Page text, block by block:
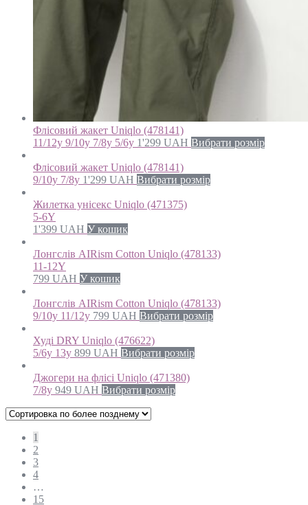
Флісовий жакет Uniqlo (478141)
11/12y 9/10y 7/8y 5/6y 1'299 UAH Вибрати розмір
Флісовий жакет Uniqlo (478141)
9/10y 7/8y 1'299 UAH Вибрати розмір
Жилетка унісекс Uniqlo (471375)
5-6Y
1'399 UAH У кошик
Лонгслів AIRism Cotton Uniqlo (478133)
11-12Y
799 UAH У кошик
Лонгслів AIRism Cotton Uniqlo (478133)
9/10y 11/12y 799 UAH Вибрати розмір
Худі DRY Uniqlo (476622)
5/6y 13y 899 UAH Вибрати розмір
Джогери на флісі Uniqlo (471380)
7/8y 949 UAH Вибрати розмір
1
2
3
4
…
15